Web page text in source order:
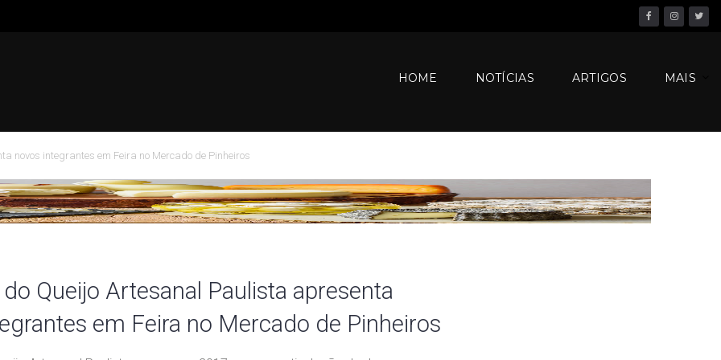
Facebook Instagram Twitter
HOME NOTÍCIAS ARTIGOS MAIS
novos integrantes em Feira no Mercado de Pinheiros
Queijo Artesanal Paulista apresenta
em Feira no Mercado de Pinheiros